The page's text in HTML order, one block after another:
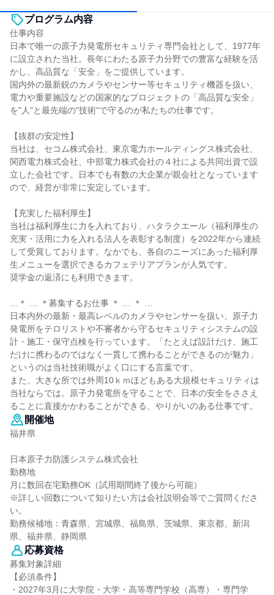
プログラム内容
仕事内容
日本で唯一の原子力発電所セキュリティ専門会社として、1977年
に設立された当社。長年にわたる原子力分野での豊富な経験を活
かし、高品質な「安全」をご提供しています。
国内外の最新鋭のカメラやセンサー等セキュリティ機器を扱い、
電力や重要施設などの国家的なプロジェクトの「高品質な安全」
を"人"と最先端の"技術"で守るのが私たちの仕事です。
【抜群の安定性】
当社は、セコム株式会社、東京電力ホールディングス株式会社、
関西電力株式会社、中部電力株式会社の４社による共同出資で設
立した会社です。日本でも有数の大企業が親会社となっています
ので、経営が非常に安定しています。
【充実した福利厚生】
当社は福利厚生に力を入れており、ハタラクエール（福利厚生の
充実・活用に力を入れる法人を表彰する制度）を2022年から連続
して受賞しております。なかでも、各自のニーズにあった福利厚
生メニューを選択できるカフェテリアプランが人気です。
奨学金の返済にも利用できます。
…＊ … ＊募集するお仕事 ＊ … ＊ …
日本内外の最新・最高レベルのカメラやセンサーを扱い、原子力
発電所をテロリストや不審者から守るセキュリティシステムの設
計・施工・保守点検を行っています。「たとえば設計だけ、施工
だけに携わるのではなく一貫して携わることができるのが魅力」
というのは当社技術職がよく口にする言葉です。
また、大きな所では外周10ｋｍほどもある大規模セキュリティは
当社ならでは。原子力発電所を守ることで、日本の安全をささえ
ることに直接かかわることができる、やりがいのある仕事です。
開催地
福井県
日本原子力防護システム株式会社
勤務地
月に数回在宅勤務OK（試用期間終了後から可能）
※詳しい回数について知りたい方は会社説明会等でご質問くださ
い。
勤務候補地：青森県、宮城県、福島県、茨城県、東京都、新潟
県、福井県、静岡県
応募資格
募集対象詳細
【必須条件】
・2027年3月に大学院・大学・高等専門学校（高専）・専門学